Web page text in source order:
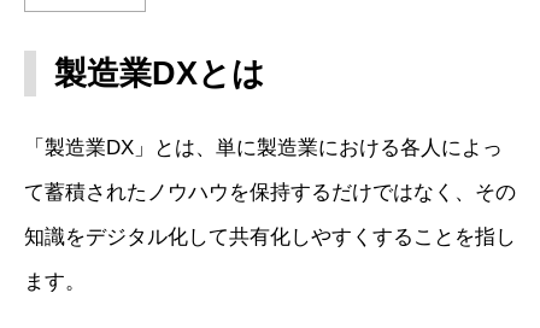
製造業DXとは
「製造業DX」とは、単に製造業における各人によっ
て蓄積されたノウハウを保持するだけではなく、その
知識をデジタル化して共有化しやすくすることを指し
ます。